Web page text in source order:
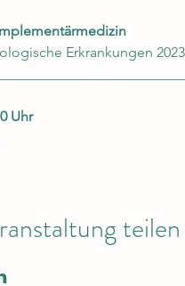
Erkrankungen 2023
Uhr
teilen